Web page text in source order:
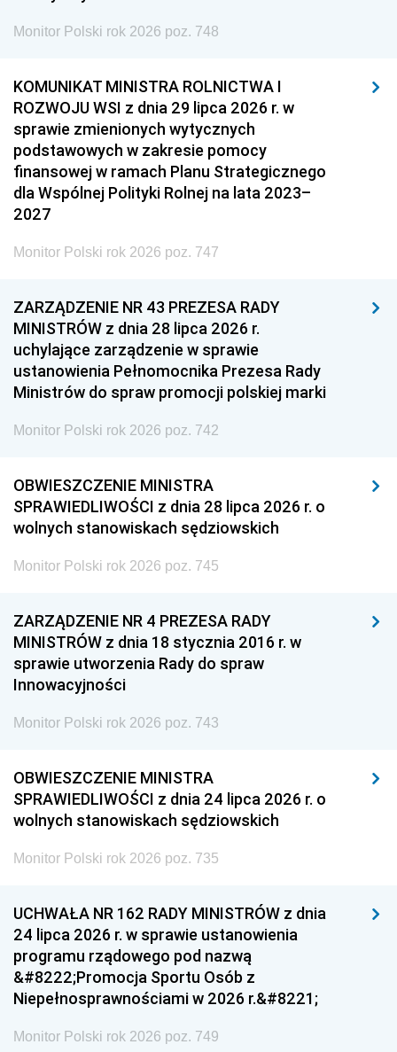
Monitor Polski rok 2026 poz. 748
KOMUNIKAT MINISTRA ROLNICTWA I
ROZWOJU WSI z dnia 29 lipca 2026 r. w
sprawie zmienionych wytycznych
podstawowych w zakresie pomocy
finansowej w ramach Planu Strategicznego
dla Wspólnej Polityki Rolnej na lata 2023–
2027
Monitor Polski rok 2026 poz. 747
ZARZĄDZENIE NR 43 PREZESA RADY
MINISTRÓW z dnia 28 lipca 2026 r.
uchylające zarządzenie w sprawie
ustanowienia Pełnomocnika Prezesa Rady
Ministrów do spraw promocji polskiej marki
Monitor Polski rok 2026 poz. 742
OBWIESZCZENIE MINISTRA
SPRAWIEDLIWOŚCI z dnia 28 lipca 2026 r. o
wolnych stanowiskach sędziowskich
Monitor Polski rok 2026 poz. 745
ZARZĄDZENIE NR 4 PREZESA RADY
MINISTRÓW z dnia 18 stycznia 2016 r. w
sprawie utworzenia Rady do spraw
Innowacyjności
Monitor Polski rok 2026 poz. 743
OBWIESZCZENIE MINISTRA
SPRAWIEDLIWOŚCI z dnia 24 lipca 2026 r. o
wolnych stanowiskach sędziowskich
Monitor Polski rok 2026 poz. 735
UCHWAŁA NR 162 RADY MINISTRÓW z dnia
24 lipca 2026 r. w sprawie ustanowienia
programu rządowego pod nazwą
&#8222;Promocja Sportu Osób z
Niepełnosprawnościami w 2026 r.&#8221;
Monitor Polski rok 2026 poz. 749